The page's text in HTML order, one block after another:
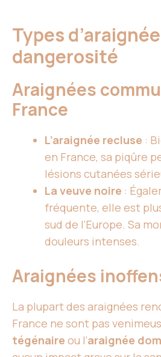
Types
dangerosité
Araignées
France
L’araignée recluse :
en France, sa piqûre
lésions cutanées
La veuve noire :
fréquente, elle est
sud de l’Europe. Sa
douleurs intenses.
Araignées
La plupart des araignées
France ne sont pas
tégénaire ou l’araignée